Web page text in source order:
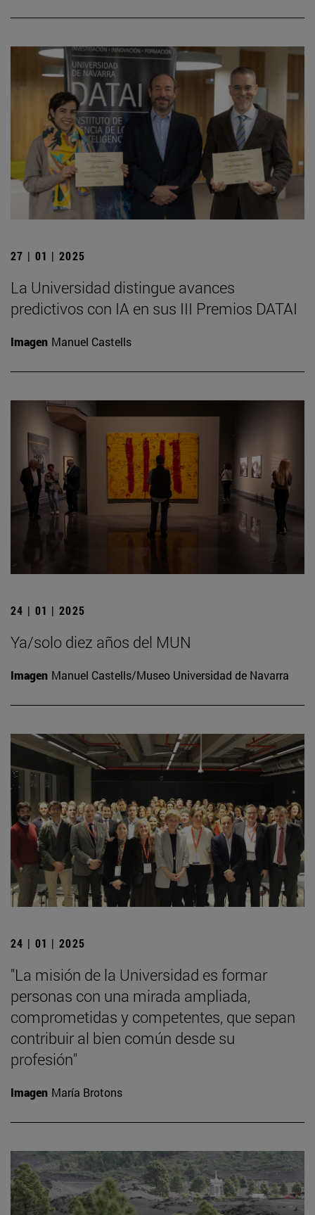
27 | 01 | 2025
La Universidad distingue avances
predictivos con IA en sus III Premios DATAI
Imagen Manuel Castells
24 | 01 | 2025
Ya/solo diez años del MUN
Imagen Manuel Castells/Museo Universidad de Navarra
24 | 01 | 2025
"La misión de la Universidad es formar
personas con una mirada ampliada,
comprometidas y competentes, que sepan
contribuir al bien común desde su
profesión"
Imagen María Brotons